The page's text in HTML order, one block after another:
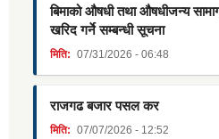
बिमाको औषधी तथा औषधीजन्य
खरिद गर्ने सम्बन्धी सूचना
मिति: 07/31/2026 - 06:48
राजगढ बजार पसल कर
मिति: 07/07/2026 - 12:52